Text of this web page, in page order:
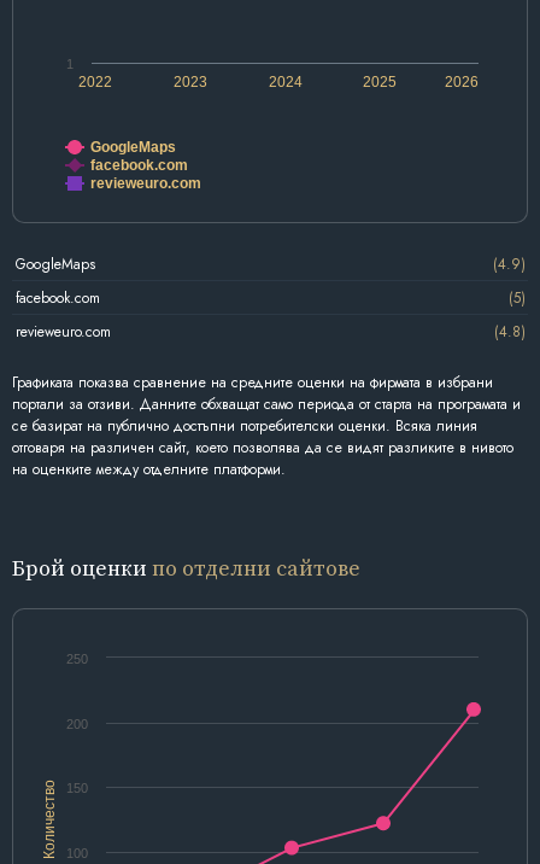
2022 2024 2026
2023 2025
1
GoogleMaps
facebook.com
revieweuro.com
GoogleMaps
(4.9)
facebook.com
(5)
revieweuro.com
(4.8)
Графиката показва сравнение на средните оценки на фирмата в избрани
портали за отзиви. Данните обхващат само периода от старта на програмата и
се базират на публично достъпни потребителски оценки. Всяка линия
отговаря на различен сайт, което позволява да се видят разликите в нивото
на оценките между отделните платформи.
Брой оценки по отделни сайтове
Количество 100
150
200
250